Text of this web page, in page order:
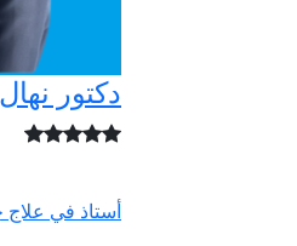
دكتور
أستاذ في